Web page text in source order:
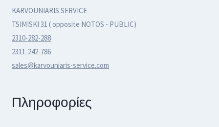
KARVOUNIARIS SERVICE
TSIMISKI 31 ( opposite NOTOS - PUBLIC)
2310-282-288
2311-242-786
sales@karvouniaris-service.com
Πληροφορίες